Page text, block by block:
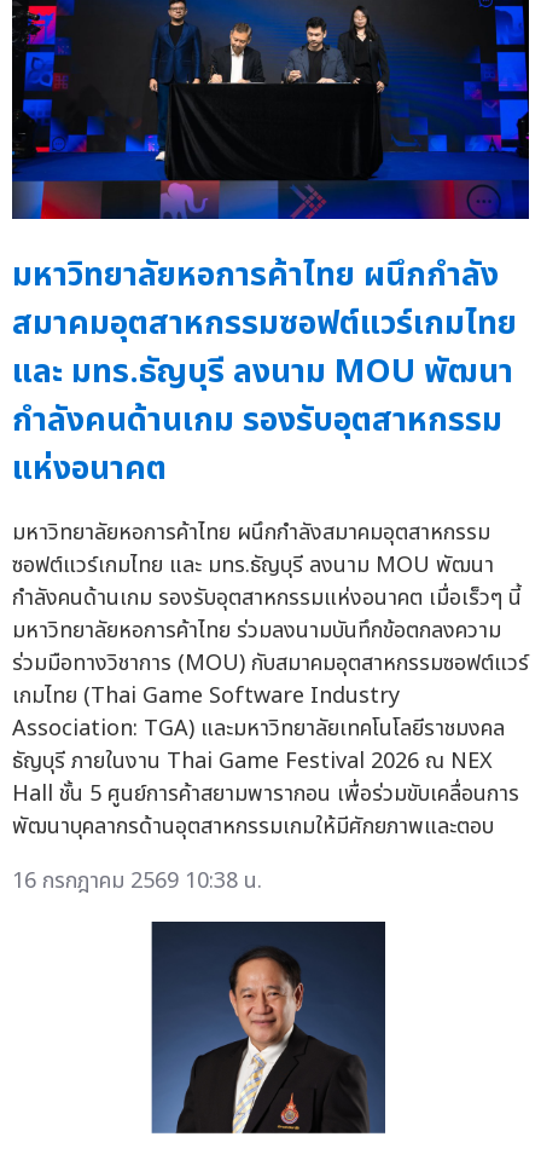
มหาวิทยาลัยหอการค้าไทย ผนึกกำลัง
สมาคมอุตสาหกรรมซอฟต์แวร์เกมไทย
และ มทร.ธัญบุรี ลงนาม MOU พัฒนา
กำลังคนด้านเกม รองรับอุตสาหกรรม
แห่งอนาคต
มหาวิทยาลัยหอการค้าไทย ผนึกกำลังสมาคมอุตสาหกรรม
ซอฟต์แวร์เกมไทย และ มทร.ธัญบุรี ลงนาม MOU พัฒนา
กำลังคนด้านเกม รองรับอุตสาหกรรมแห่งอนาคต เมื่อเร็วๆ นี้
มหาวิทยาลัยหอการค้าไทย ร่วมลงนามบันทึกข้อตกลงความ
ร่วมมือทางวิชาการ (MOU) กับสมาคมอุตสาหกรรมซอฟต์แวร์
เกมไทย (Thai Game Software Industry
Association: TGA) และมหาวิทยาลัยเทคโนโลยีราชมงคล
ธัญบุรี ภายในงาน Thai Game Festival 2026 ณ NEX
Hall ชั้น 5 ศูนย์การค้าสยามพารากอน เพื่อร่วมขับเคลื่อนการ
พัฒนาบุคลากรด้านอุตสาหกรรมเกมให้มีศักยภาพและตอบ
16 กรกฎาคม 2569 10:38 น.